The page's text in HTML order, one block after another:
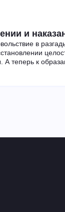
и
в
теперь к